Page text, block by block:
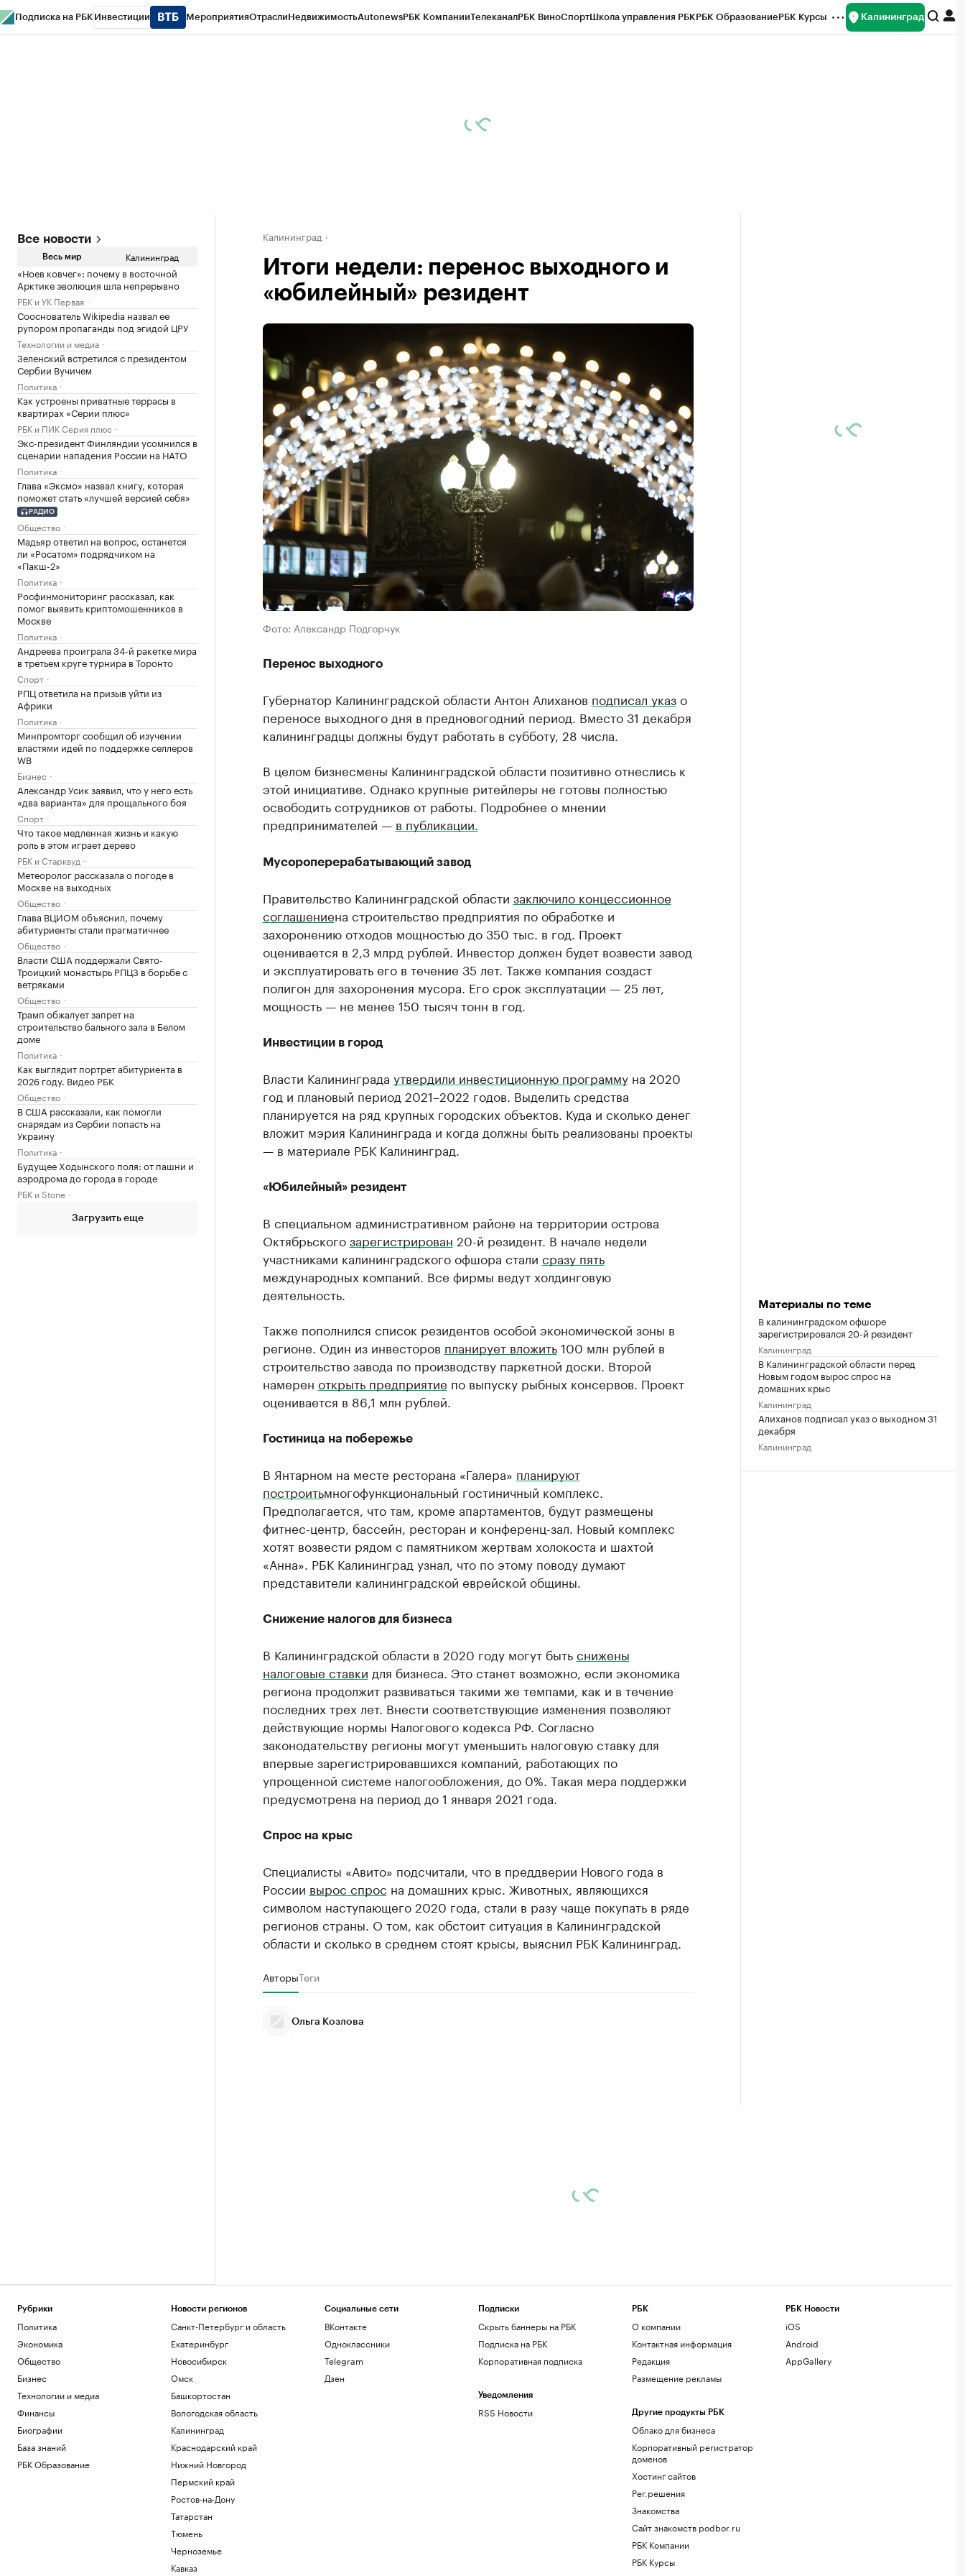
Подписка на РБК Инвестиции МероприятияОтраслиНедвижимостьAutonewsРБК КомпанииТелеканалРБК ВиноСпортШкола управления РБКРБК ОбразованиеРБК Курсы Калининград
Все новости
Весь мир Калининград
«Ноев ковчег»: почему в восточной
Арктике эволюция шла непрерывно
РБК и УК Первая
Сооснователь Wikipedia назвал ее
рупором пропаганды под эгидой ЦРУ
Технологии и медиа
Зеленский встретился с президентом
Сербии Вучичем
Политика
Как устроены приватные террасы в
квартирах «Серии плюс»
РБК и ПИК Серия плюс
Экс-президент Финляндии усомнился в
сценарии нападения России на НАТО
Политика
Глава «Эксмо» назвал книгу, которая
поможет стать «лучшей версией себя»
РАДИО
Общество
Мадьяр ответил на вопрос, останется
ли «Росатом» подрядчиком на
«Пакш-2»
Политика
Росфинмониторинг рассказал, как
помог выявить криптомошенников в
Москве
Политика
Андреева проиграла 34-й ракетке мира
в третьем круге турнира в Торонто
Спорт
РПЦ ответила на призыв уйти из
Африки
Политика
Минпромторг сообщил об изучении
властями идей по поддержке селлеров
WB
Бизнес
Александр Усик заявил, что у него есть
«два варианта» для прощального боя
Спорт
Что такое медленная жизнь и какую
роль в этом играет дерево
РБК и Старквуд
Метеоролог рассказала о погоде в
Москве на выходных
Общество
Глава ВЦИОМ объяснил, почему
абитуриенты стали прагматичнее
Общество
Власти США поддержали Свято-
Троицкий монастырь РПЦЗ в борьбе с
ветряками
Общество
Трамп обжалует запрет на
строительство бального зала в Белом
доме
Политика
Как выглядит портрет абитуриента в
2026 году. Видео РБК
Общество
В США рассказали, как помогли
снарядам из Сербии попасть на
Украину
Политика
Будущее Ходынского поля: от пашни и
аэродрома до города в городе
РБК и Stone
Загрузить еще
Калининград
Итоги недели: перенос выходного и
«юбилейный» резидент
Фото: Александр Подгорчук
Перенос выходного
Губернатор Калининградской области Антон Алиханов подписал указо
переносе выходного дня в предновогодний период. Вместо 31 декабря
калининградцы должны будут работать в субботу, 28 числа.
В целом бизнесмены Калининградской области позитивно отнеслись к
этой инициативе. Однако крупные ритейлеры не готовы полностью
освободить сотрудников от работы. Подробнее о мнении
предпринимателей — в публикации.
Мусороперерабатывающий завод
Правительство Калининградской области заключило концессионное
соглашениена строительство предприятия по обработке и
захоронению отходов мощностью до 350 тыс. в год. Проект
оценивается в 2,3 млрд рублей. Инвестор должен будет возвести завод
и эксплуатировать его в течение 35 лет. Также компания создаст
полигон для захоронения мусора. Его срок эксплуатации — 25 лет,
мощность — не менее 150 тысяч тонн в год.
Инвестиции в город
Власти Калининграда утвердили инвестиционную программуна 2020
год и плановый период 2021–2022 годов. Выделить средства
планируется на ряд крупных городских объектов. Куда и сколько денег
вложит мэрия Калининграда и когда должны быть реализованы проекты
— в материале РБК Калининград.
«Юбилейный» резидент
В специальном административном районе на территории острова
Октябрьскогозарегистрирован 20-й резидент. В начале недели
участниками калининградского офшора стали сразу пять
международных компаний. Все фирмы ведут холдинговую
деятельность.
Также пополнился список резидентов особой экономической зоны в
регионе. Один из инвесторов планирует вложить100 млн рублей в
строительство завода по производству паркетной доски. Второй
намерен открыть предприятие по выпуску рыбных консервов. Проект
оценивается в 86,1 млн рублей.
Гостиница на побережье
В Янтарном на месте ресторана «Галера» планируют
построитьмногофункциональный гостиничный комплекс.
Предполагается, что там, кроме апартаментов, будут размещены
фитнес-центр, бассейн, ресторан и конференц-зал. Новый комплекс
хотят возвести рядом с памятником жертвам холокоста и шахтой
«Анна». РБК Калининград узнал, что по этому поводу думают
представители калининградской еврейской общины.
Снижение налогов для бизнеса
В Калининградской области в 2020 году могут бытьснижены
налоговые ставки для бизнеса. Это станет возможно, если экономика
региона продолжит развиваться такими же темпами, как и в течение
последних трех лет. Внести соответствующие изменения позволяют
действующие нормы Налогового кодекса РФ. Согласно
законодательству регионы могут уменьшить налоговую ставку для
впервые зарегистрировавшихся компаний, работающих по
упрощенной системе налогообложения, до 0%. Такая мера поддержки
предусмотрена на период до 1 января 2021 года.
Спрос на крыс
Специалисты «Авито» подсчитали, что в преддверии Нового года в
России вырос спрос на домашних крыс. Животных, являющихся
символом наступающего 2020 года, стали в разу чаще покупать в ряде
регионов страны. О том, как обстоит ситуация в Калининградской
области и сколько в среднем стоят крысы, выяснил РБК Калининград.
АвторыТеги
Ольга Козлова
Материалы по теме
В калининградском офшоре
зарегистрировался 20-й резидент
Калининград
В Калининградской области перед
Новым годом вырос спрос на
домашних крыс
Калининград
Алиханов подписал указ о выходном 31
декабря
Калининград
Рубрики
Политика
Экономика
Общество
Бизнес
Технологии и медиа
Финансы
Биографии
База знаний
РБК Образование
Новости регионов
Санкт-Петербург и область
Екатеринбург
Новосибирск
Омск
Башкортостан
Вологодская область
Калининград
Краснодарский край
Нижний Новгород
Пермский край
Ростов-на-Дону
Татарстан
Тюмень
Черноземье
Кавказ
Социальные сети
ВКонтакте
Одноклассники
Telegram
Дзен
Подписки
Скрыть баннеры на РБК
Подписка на РБК
Корпоративная подписка
Уведомления
RSS Новости
РБК
О компании
Контактная информация
Редакция
Размещение рекламы
Другие продукты РБК
Облако для бизнеса
Корпоративный регистратор
доменов
Хостинг сайтов
Рег.решения
Знакомства
Сайт знакомств podbor.ru
РБК Компании
РБК Курсы
РБК Новости
iOS
Android
AppGallery